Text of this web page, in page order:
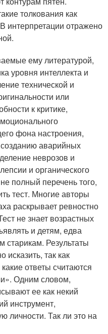
толкования как
интерпретации отражено
ему литературой,
уровня интеллекта и
технической и
или
к критике,
фона настроения,
аварийных
неврозов и
и органического
полный перечень того,
тест. Многие авторы
раскрывает ревностно
не знает возрастных
и детям, едва
старикам. Результаты
исказить, так как
ответы считаются
Одним словом,
ее как некий
инструмент,
личности. Так ли это на